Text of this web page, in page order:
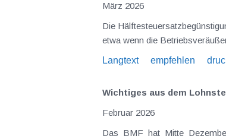
März 2026
Die
etwa wenn die
Langtext
empfehlen
Wichtiges aus dem
Februar 2026
Das BMF hat Mitte